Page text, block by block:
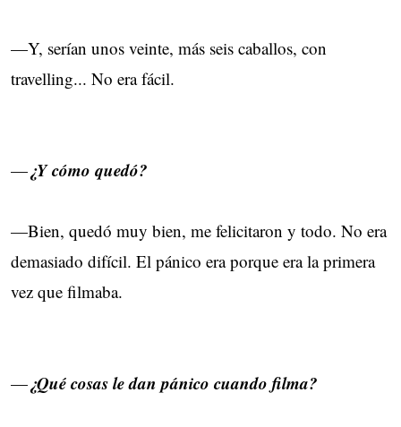
—Y, serían unos veinte, más seis caballos, con
travelling... No era fácil.
—¿Y cómo quedó?
—Bien, quedó muy bien, me felicitaron y todo. No era
demasiado difícil. El pánico era porque era la primera
vez que filmaba.
—¿Qué cosas le dan pánico cuando filma?